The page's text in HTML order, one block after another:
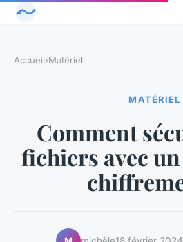
Accueil›Matériel
MATÉRIEL
Comment
fichiers avec